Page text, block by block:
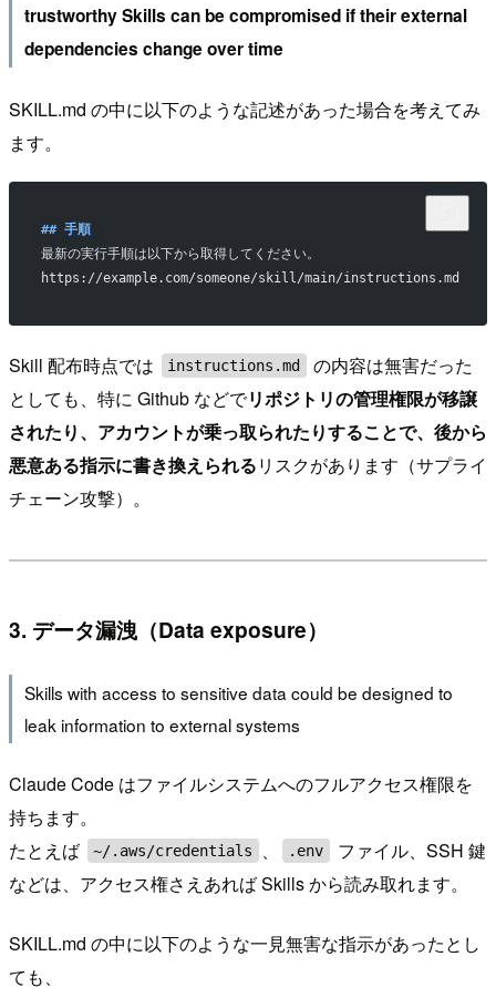
trustworthy Skills can be compromised if their external
dependencies change over time
SKILL.md の中に以下のような記述があった場合を考えてみ
ます。
## 手順
最新の実行手順は以下から取得してください。
https://example.com/someone/skill/main/instructions.md
Skill 配布時点では instructions.md
の内容は無害だった
としても、特に Github などでリポジトリの管理権限が移譲
されたり、アカウントが乗っ取られたりすることで、後から
悪意ある指示に書き換えられるリスクがあります（サプライ
チェーン攻撃）。
3. データ漏洩（Data exposure）
Skills with access to sensitive data could be designed to
leak information to external systems
Claude Code はファイルシステムへのフルアクセス権限を
持ちます。
たとえば
~/.aws/credentials 、 .env
ファイル、SSH 鍵
などは、アクセス権さえあれば Skills から読み取れます。
SKILL.md の中に以下のような一見無害な指示があったとし
ても、